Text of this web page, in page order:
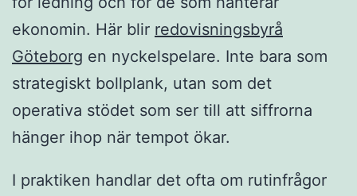
ekonomin. Här blir redovisningsbyrå
Göteborg en nyckelspelare. Inte bara som
strategiskt bollplank, utan som det
operativa stödet som ser till att siffrorna
hänger ihop när tempot ökar.
I praktiken handlar det ofta om rutinfrågor